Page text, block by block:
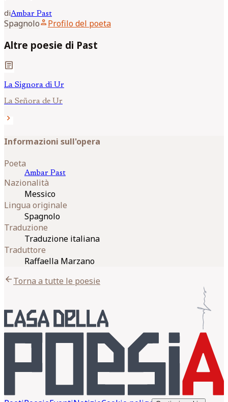
diAmbar Past
Spagnoloperson Profilo del poeta
Altre poesie di Past
article
La Signora di Ur
La Señora de Ur
chevron_right
Informazioni sull'opera
Poeta
Ambar Past
Nazionalità
Messico
Lingua originale
Spagnolo
Traduzione
Traduzione italiana
Traduttore
Raffaella Marzano
arrow_backTorna a tutte le poesie